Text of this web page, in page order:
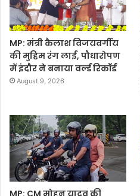
MP: मंत्री कैलाश विजयवर्गीय
की मुहिम रंग लाई, पौधारोपण
में इंदौर ने बनाया वर्ल्ड रिकॉर्ड
August 9, 2026
MP: CM मोहन यादव की